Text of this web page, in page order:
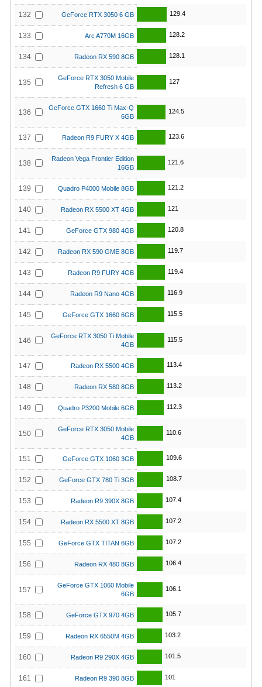
132 GeForce RTX 3050 6 GB 129.4
133 Arc A770M 16GB 128.2
134 Radeon RX 590 8GB 128.1
135
GeForce RTX 3050 Mobile
Refresh 6 GB
127
136
GeForce GTX 1660 Ti Max-Q
6GB
124.5
137 Radeon R9 FURY X 4GB 123.6
138
Radeon Vega Frontier Edition
16GB
121.6
139 Quadro P4000 Mobile 8GB 121.2
140 Radeon RX 5500 XT 4GB 121
141 GeForce GTX 980 4GB 120.8
142 Radeon RX 590 GME 8GB 119.7
143 Radeon R9 FURY 4GB 119.4
144 Radeon R9 Nano 4GB 116.9
145 GeForce GTX 1660 6GB 115.5
146
GeForce RTX 3050 Ti Mobile
4GB
115.5
147 Radeon RX 5500 4GB 113.4
148 Radeon RX 580 8GB 113.2
149 Quadro P3200 Mobile 6GB 112.3
150
GeForce RTX 3050 Mobile
4GB
110.6
151 GeForce GTX 1060 3GB 109.6
152 GeForce GTX 780 Ti 3GB 108.7
153 Radeon R9 390X 8GB 107.4
154 Radeon RX 5500 XT 8GB 107.2
155 GeForce GTX TITAN 6GB 107.2
156 Radeon RX 480 8GB 106.4
157
GeForce GTX 1060 Mobile
6GB
106.1
158 GeForce GTX 970 4GB 105.7
159 Radeon RX 6550M 4GB 103.2
160 Radeon R9 290X 4GB 101.5
161 Radeon R9 390 8GB 101